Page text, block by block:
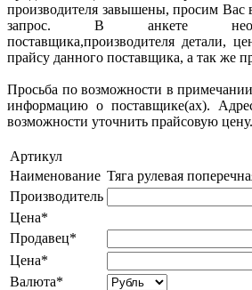
производителя завышены, просим
запрос. В анкете
поставщика,производителя детали,
прайсу данного поставщика, а так же
Просьба по возможности в
информацию о поставщике(ах).
возможности уточнить прайсовую цену.
Артикул
Наименование Тяга рулевая
Производитель
Цена*
Продавец*
Цена*
Валюта*